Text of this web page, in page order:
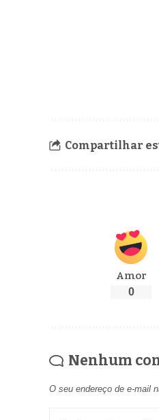
Compartilhar
Amor
0
Nenhum
O seu endereço de e-mail